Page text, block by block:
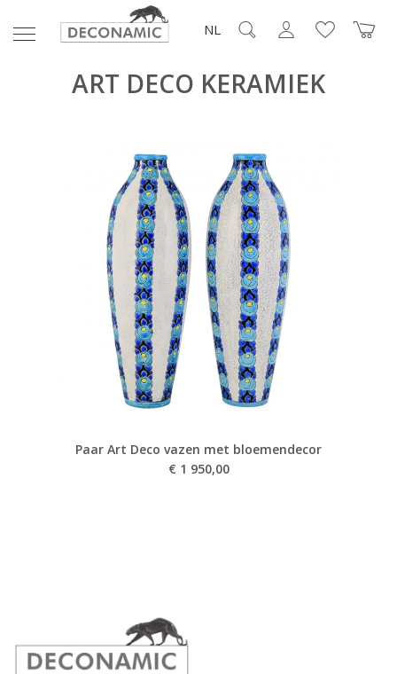
NL
ART DECO KERAMIEK
Paar Art Deco vazen met bloemendecor
€ 1 950,00